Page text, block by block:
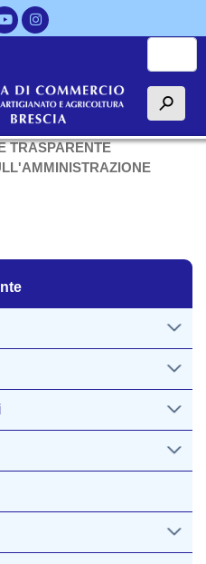
Salta
al
h
TRASPARENTE